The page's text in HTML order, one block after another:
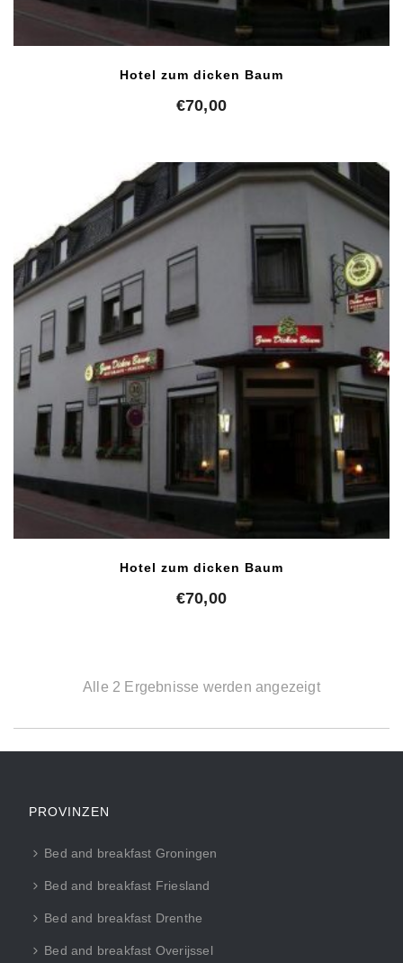
Hotel zum dicken Baum
€70,00
Hotel zum dicken Baum
€70,00
Alle 2 Ergebnisse werden angezeigt
PROVINZEN
Bed and breakfast Groningen
Bed and breakfast Friesland
Bed and breakfast Drenthe
Bed and breakfast Overijssel